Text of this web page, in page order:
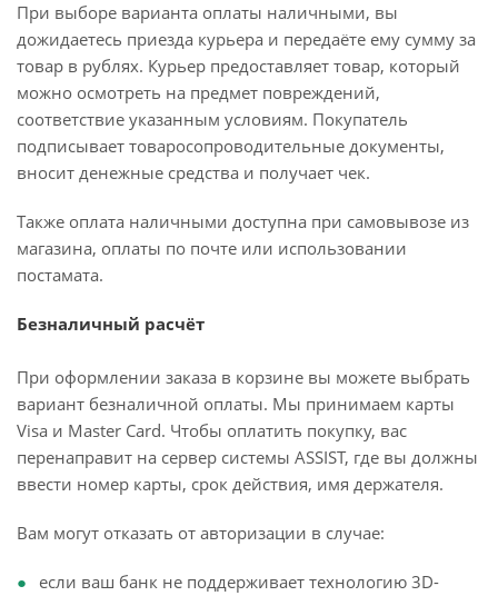
При выборе варианта оплаты наличными, вы
дожидаетесь приезда курьера и передаёте ему сумму за
товар в рублях. Курьер предоставляет товар, который
можно осмотреть на предмет повреждений,
соответствие указанным условиям. Покупатель
подписывает товаросопроводительные документы,
вносит денежные средства и получает чек.
Также оплата наличными доступна при самовывозе из
магазина, оплаты по почте или использовании
постамата.
Безналичный расчёт
При оформлении заказа в корзине вы можете выбрать
вариант безналичной оплаты. Мы принимаем карты
Visa и Master Card. Чтобы оплатить покупку, вас
перенаправит на сервер системы ASSIST, где вы должны
ввести номер карты, срок действия, имя держателя.
Вам могут отказать от авторизации в случае:
если ваш банк не поддерживает технологию 3D-